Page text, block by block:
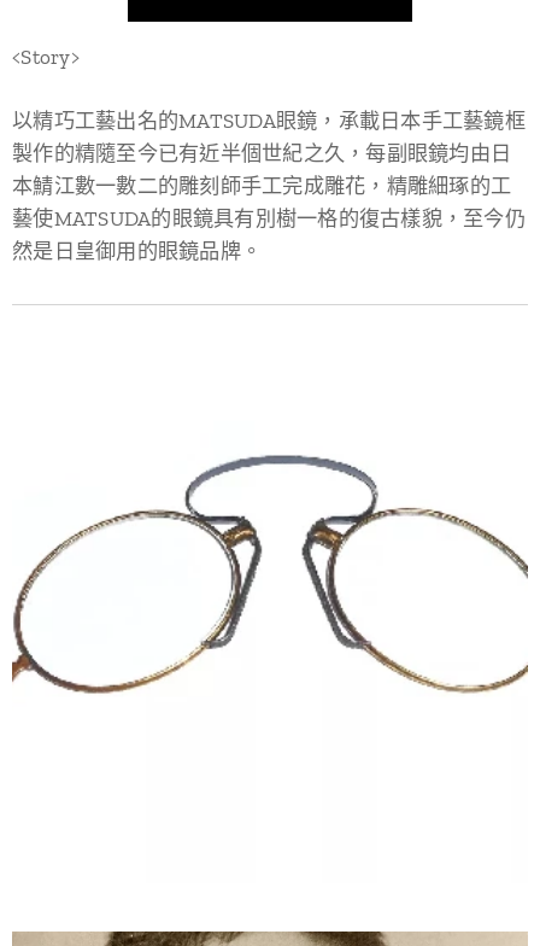
<Story>
以精巧工藝出名的MATSUDA眼鏡，承載日本手工藝鏡框
製作的精隨至今已有近半個世紀之久，每副眼鏡均由日
本鯖江數一數二的雕刻師手工完成雕花，精雕細琢的工
藝使MATSUDA的眼鏡具有別樹一格的復古樣貌，至今仍
然是日皇御用的眼鏡品牌。